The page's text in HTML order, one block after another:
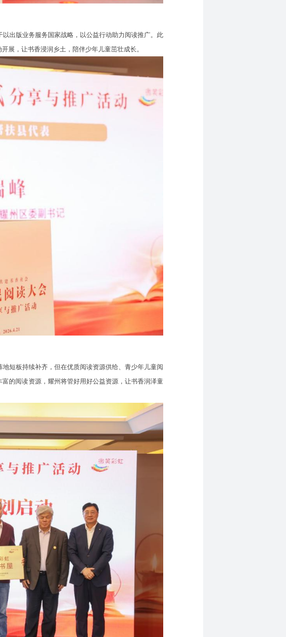
出版业务服务国家战略，以公益行动助力阅读推广。此
展，让书香浸润乡土，陪伴少年儿童茁壮成长。
短板持续补齐，但在优质阅读资源供给、青少年儿童阅
的阅读资源，耀州将管好用好公益资源，让书香润泽童